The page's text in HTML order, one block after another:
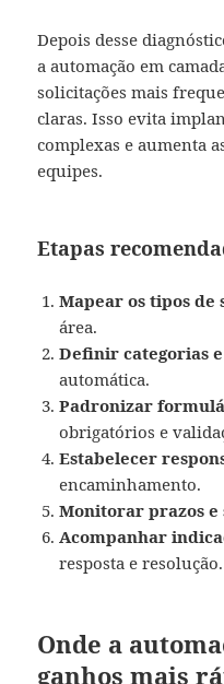
Depois desse
a automação em
solicitações mais
claras. Isso evita
complexas e aumenta
equipes.
Etapas
Mapear os tipos de
área.
Definir categorias
automática.
Padronizar
obrigatórios e
Estabelecer
encaminhamento.
Monitorar prazos e
Acompanhar
resposta e resolução.
Onde a
ganhos mais